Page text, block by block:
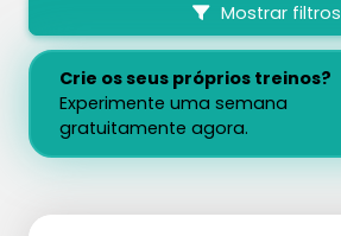
Mostrar filtros
Crie os seus próprios treinos?
Experimente uma semana
gratuitamente agora.